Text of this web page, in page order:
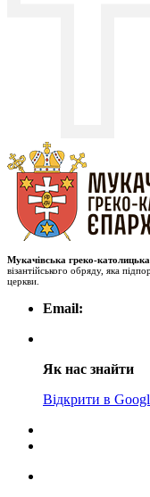
Мукачівська греко-католицька
візантійського обряду, яка
церкви.
Email:
Як нас знайти
Відкрити в